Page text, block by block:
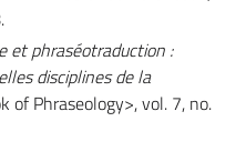
et phraséotraduction :
disciplines de la
of Phraseology>, vol. 7, no.